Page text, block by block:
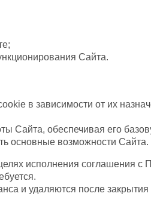
Сайта.
в зависимости от их
Сайта, обеспечивая его
основные возможности
исполнения соглашения
и удаляются после